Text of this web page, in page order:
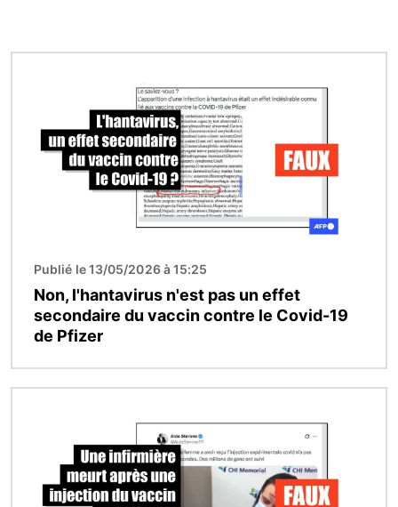
Publié le 13/05/2026 à 15:25
Non, l'hantavirus n'est pas un effet
secondaire du vaccin contre le Covid-19
de Pfizer